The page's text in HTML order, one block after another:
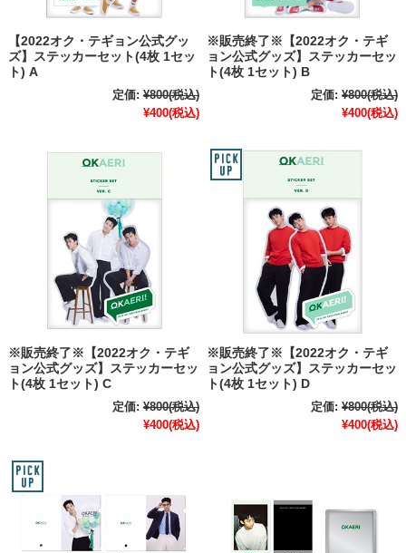
【2022オク・テギョン公式グッ
ズ】ステッカーセット(4枚 1セッ
ト) A
定価: ¥800(税込)
¥400(税込)
※販売終了※【2022オク・テギ
ョン公式グッズ】ステッカーセッ
ト(4枚 1セット) B
定価: ¥800(税込)
¥400(税込)
※販売終了※【2022オク・テギ
ョン公式グッズ】ステッカーセッ
ト(4枚 1セット) C
定価: ¥800(税込)
¥400(税込)
※販売終了※【2022オク・テギ
ョン公式グッズ】ステッカーセッ
ト(4枚 1セット) D
定価: ¥800(税込)
¥400(税込)